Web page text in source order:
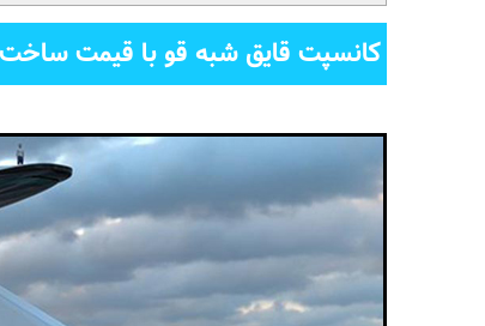
کانسپت قایق شبه قو با قیمت ساخت